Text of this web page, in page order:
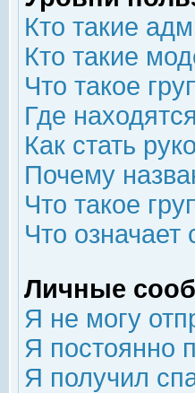
Кто такие
Кто такие
Что такое
Где
Как стать
Почему
Что такое
Что
Личные
Я не могу
Я постоянно
Я получил